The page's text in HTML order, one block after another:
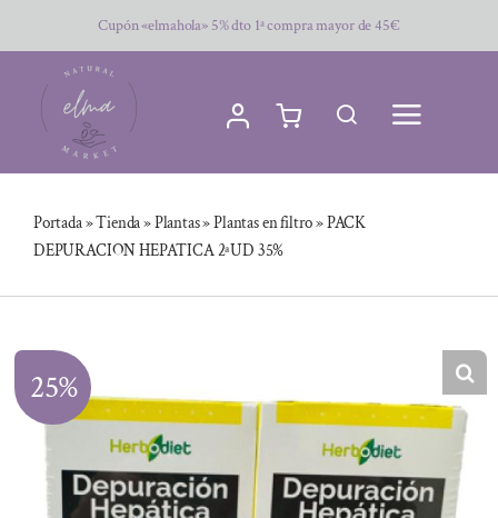
al
contenido
Cupón «elmahola» 5% dto 1ª compra mayor de 45€
Portada»Tienda»Plantas»Plantas en filtro»PACK
DEPURACION HEPATICA 2ªUD 35%
25%